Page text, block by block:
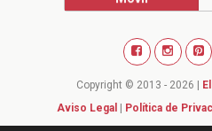
Copyright © 2013 - 2026 |
Aviso Legal | Política de